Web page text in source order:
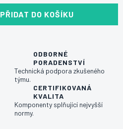
PŘIDAT DO KOŠÍKU
ODBORNÉ
PORADENSTVÍ
Technická podpora zkušeného
týmu.
CERTIFIKOVANÁ
KVALITA
Komponenty splňující nejvyšší
normy.